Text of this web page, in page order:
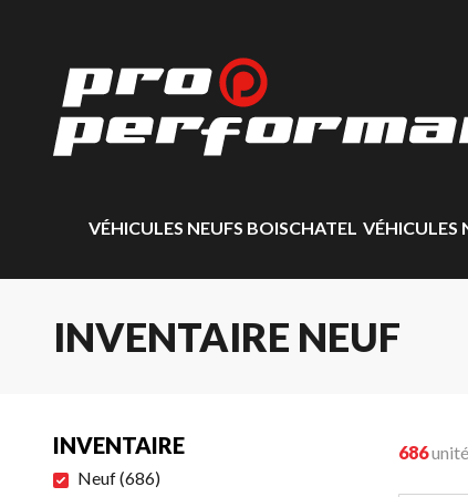
VÉHICULES NEUFS BOISCHATEL VÉHICULES
INVENTAIRE NEUF
INVENTAIRE
Neuf(686)
686